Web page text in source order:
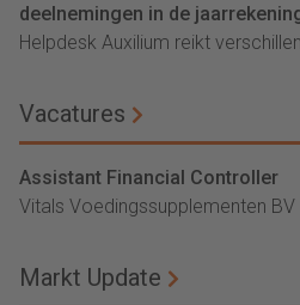
deelnemingen in de
Helpdesk Auxilium reikt
Vacatures
Assistant Financial Controller
Vitals Voedingssupplementen BV
Markt Update